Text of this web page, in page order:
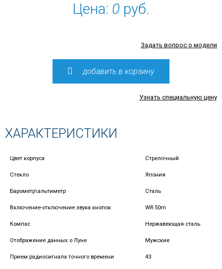
Цена: 0 руб.
Задать вопрос о модели
добавить в корзину
Узнать специальную цену
ХАРАКТЕРИСТИКИ
Цвет корпуса Стрелочный
Стекло Япония
Барометр\альтиметр Сталь
Включение-отключение звука кнопок WR 50m
Компас Нержавеющая сталь
Отображение данных о Луне Мужские
Прием радиосигнала точного времени 43